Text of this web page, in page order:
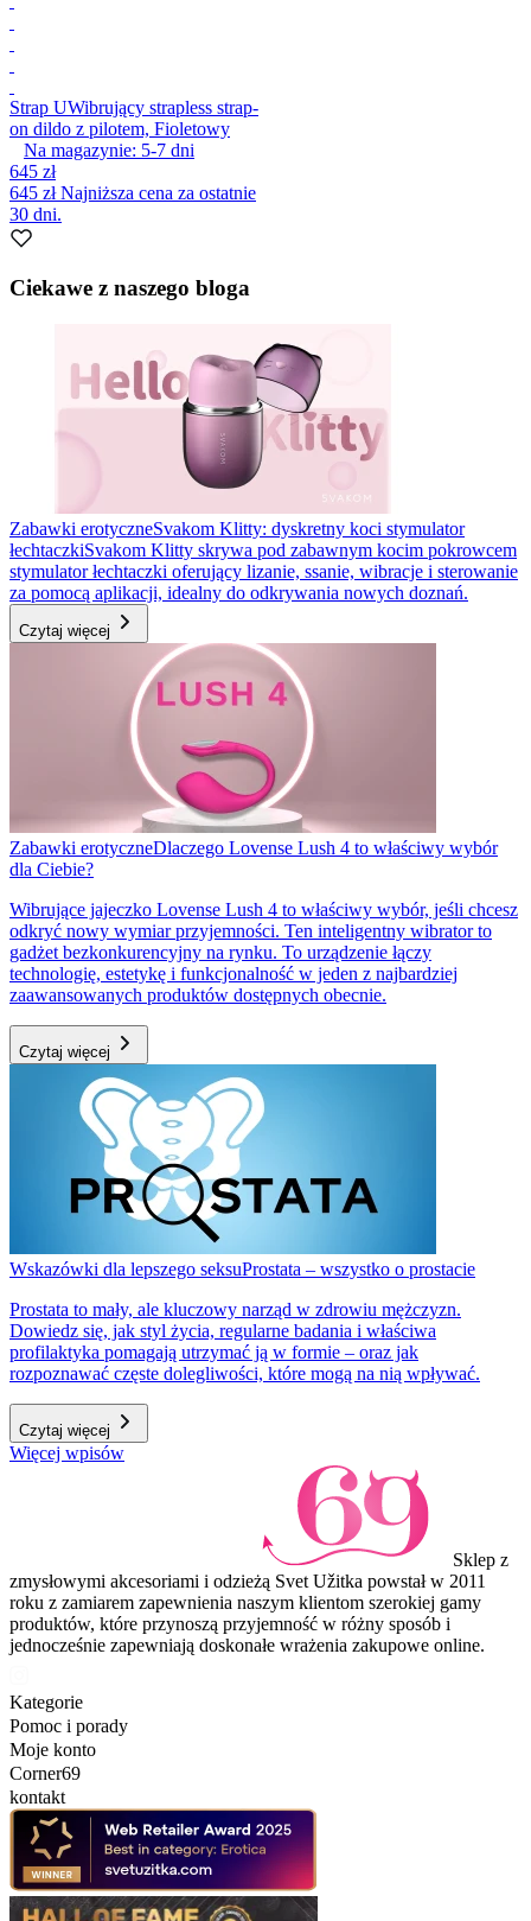
Strap UWibrujący strapless strap-
on dildo z pilotem, Fioletowy
Na magazynie: 5-7 dni
645 zł
645 złNajniższa cena za ostatnie
30 dni.
Ciekawe z naszego bloga
Zabawki erotyczneSvakom Klitty: dyskretny koci stymulator
łechtaczkiSvakom Klitty skrywa pod zabawnym kocim pokrowcem
stymulator łechtaczki oferujący lizanie, ssanie, wibracje i sterowanie
za pomocą aplikacji, idealny do odkrywania nowych doznań.
Czytaj więcej
Zabawki erotyczneDlaczego Lovense Lush 4 to właściwy wybór
dla Ciebie?
Wibrujące jajeczko Lovense Lush 4 to właściwy wybór, jeśli chcesz
odkryć nowy wymiar przyjemności. Ten inteligentny wibrator to
gadżet bezkonkurencyjny na rynku. To urządzenie łączy
technologię, estetykę i funkcjonalność w jeden z najbardziej
zaawansowanych produktów dostępnych obecnie.
Czytaj więcej
Wskazówki dla lepszego seksuProstata – wszystko o prostacie
Prostata to mały, ale kluczowy narząd w zdrowiu mężczyzn.
Dowiedz się, jak styl życia, regularne badania i właściwa
profilaktyka pomagają utrzymać ją w formie – oraz jak
rozpoznawać częste dolegliwości, które mogą na nią wpływać.
Czytaj więcej
Więcej wpisów
Sklep z
zmysłowymi akcesoriami i odzieżą Svet Užitka powstał w 2011
roku z zamiarem zapewnienia naszym klientom szerokiej gamy
produktów, które przynoszą przyjemność w różny sposób i
jednocześnie zapewniają doskonałe wrażenia zakupowe online.
Kategorie
Pomoc i porady
Moje konto
Corner69
kontakt